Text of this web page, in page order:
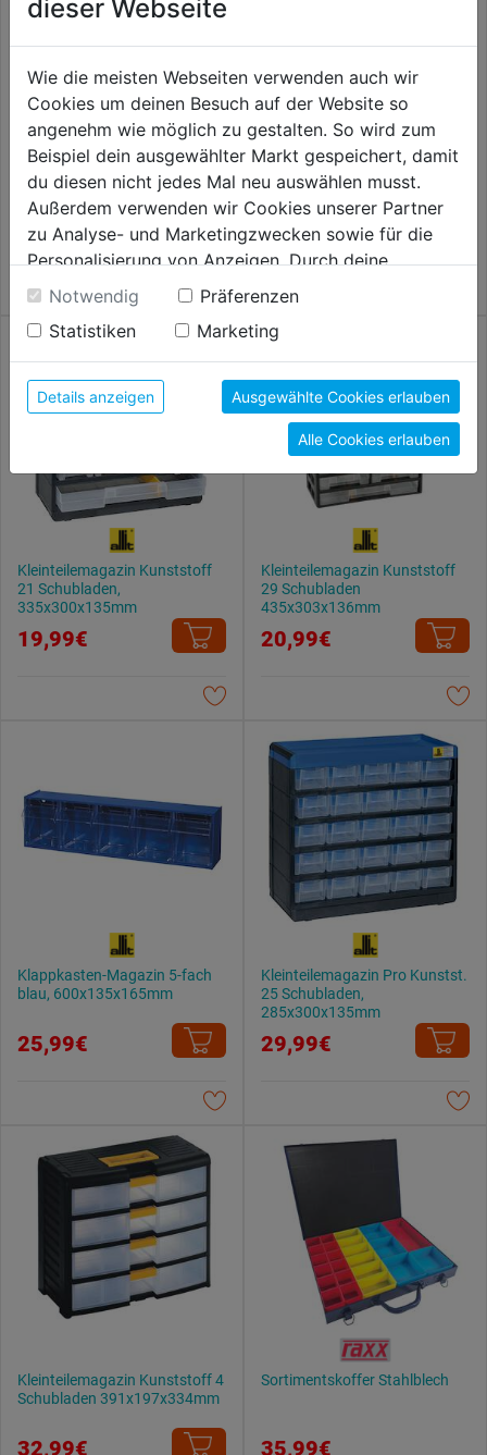
Sortimentskoffer-Set 3tlg.
15,99€
Klappkasten-Magazin 6-fach
blau, 600x95x115mm
16,99€
Kleinteilemagazin Kunststoff
21 Schubladen,
335x300x135mm
19,99€
Kleinteilemagazin Kunststoff
29 Schubladen
435x303x136mm
20,99€
Klappkasten-Magazin 5-fach
blau, 600x135x165mm
25,99€
Kleinteilemagazin Pro Kunstst.
25 Schubladen,
285x300x135mm
29,99€
Kleinteilemagazin Kunststoff 4
Schubladen 391x197x334mm
32,99€
Sortimentskoffer Stahlblech
35,99€
dieser Webseite
Wie die meisten Webseiten verwenden auch wir
Cookies um deinen Besuch auf der Website so
angenehm wie möglich zu gestalten. So wird zum
Beispiel dein ausgewählter Markt gespeichert, damit
du diesen nicht jedes Mal neu auswählen musst.
Außerdem verwenden wir Cookies unserer Partner
zu Analyse- und Marketingzwecken sowie für die
Personalisierung von Anzeigen. Durch deine
Einwilligung werden die Daten von Drittanbieter,
unter anderem auch in den USA, verarbeitet.
Durch Klick auf "Alle Cookies erlauben" stimmst du
der Verwendung aller Cookies zu. Unter "Details
anzeigen" findest du alle Infos zu den
unterschiedlichen Cookies, unter "Cookies
Konfigurieren" kannst du auswählen, welche Cookies
du zulassen möchtest und welche nicht.
Weitere Informationen findest du in unserer
Datenschutzerklärung
Notwendig
Präferenzen
Statistiken
Marketing
Details anzeigen Ausgewählte Cookies erlauben
Alle Cookies erlauben